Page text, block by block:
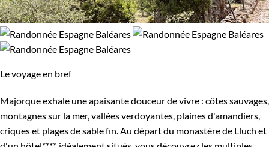
Le voyage en bref
Majorque exhale une apaisante douceur de vivre : côtes sauvages,
montagnes sur la mer, vallées verdoyantes, plaines d'amandiers,
criques et plages de sable fin. Au départ du monastère de Lluch et